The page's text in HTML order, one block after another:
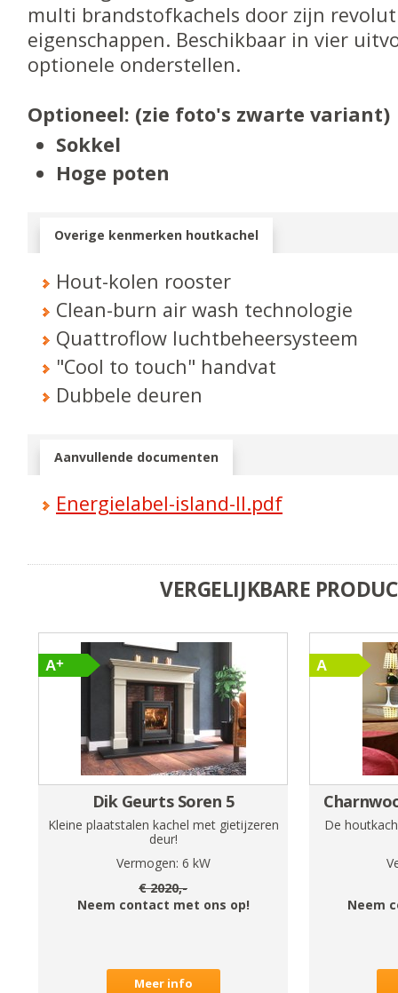
multi brandstofkachels door zijn
eigenschappen. Beschikbaar in vier
optionele onderstellen.
Optioneel: (zie foto's zwarte variant)
Sokkel
Hoge poten
Overige kenmerken houtkachel
Hout-kolen rooster
Clean-burn air wash technologie
Quattroflow luchtbeheersysteem
"Cool to touch" handvat
Dubbele deuren
Aanvullende documenten
Energielabel-island-II.pdf
VERGELIJKBARE
Dik Geurts Soren 5
Kleine plaatstalen kachel met gietijzeren
deur!
Vermogen: 6 kW
€2020,-
Neem contact met ons op!
Meer info
De
Neem